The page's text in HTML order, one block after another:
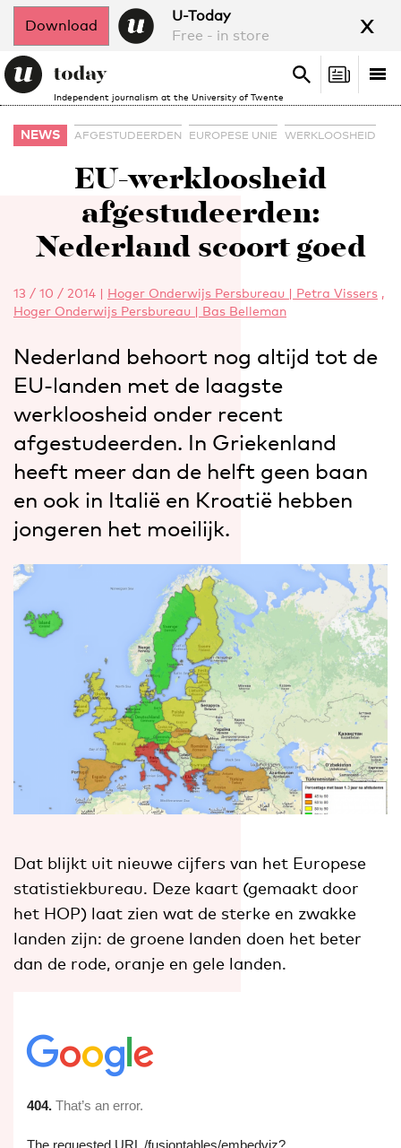
Download
U-Today
Free - in store
x
Independent journalism at the University of Twente
Search
Search
NEWS AFGESTUDEERDEN EUROPESE UNIE WERKLOOSHEID
EU-werkloosheid
afgestudeerden:
Nederland scoort goed
13 / 10 / 2014 | Hoger Onderwijs Persbureau | Petra Vissers ,
Hoger Onderwijs Persbureau | Bas Belleman
Nederland behoort nog altijd tot de
EU-landen met de laagste
werkloosheid onder recent
afgestudeerden. In Griekenland
heeft meer dan de helft geen baan
en ook in Italië en Kroatië hebben
jongeren het moeilijk.
Dat blijkt uit nieuwe cijfers van het Europese
statistiekbureau. Deze kaart (gemaakt door
het HOP) laat zien wat de sterke en zwakke
landen zijn: de groene landen doen het beter
dan de rode, oranje en gele landen.